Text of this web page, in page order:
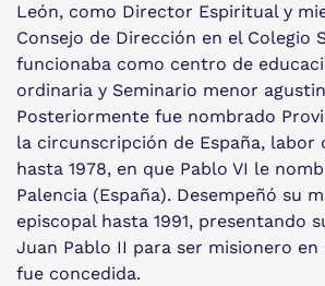
León, como Director Espiritual y
Consejo de Dirección en el Colegio
funcionaba como centro de
ordinaria y Seminario menor
Posteriormente fue nombrado
la circunscripción de España, labor
hasta 1978, en que Pablo VI le
Palencia (España). Desempeñó su
episcopal hasta 1991, presentando
Juan Pablo II para ser misionero en
fue concedida.